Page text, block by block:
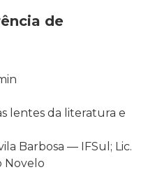
de
lentes da literatura e
Barbosa — IFSul; Lic.
Novelo